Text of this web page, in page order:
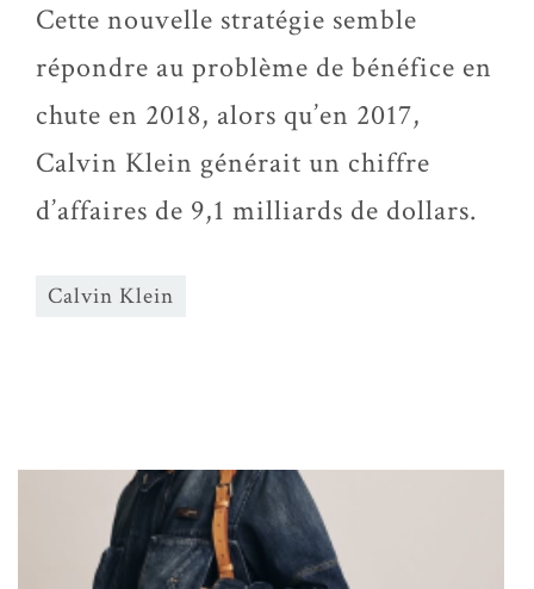
Cette nouvelle stratégie semble
répondre au problème de bénéfice en
chute en 2018, alors qu’en 2017,
Calvin Klein générait un chiffre
d’affaires de 9,1 milliards de dollars.
Calvin Klein